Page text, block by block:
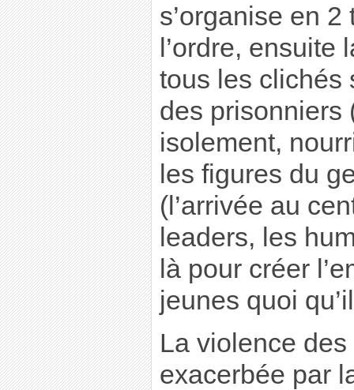
s’organise en 2
l’ordre,
tous les clichés
des prisonniers
isolement,
les figures du
(l’arrivée au
leaders, les
là pour créer
jeunes quoi
La violence
exacerbée par